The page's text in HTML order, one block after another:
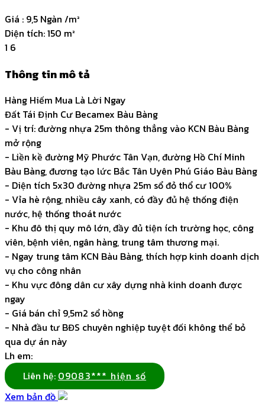
Giá : 9,5 Ngàn /m²
Diện tích:150 m²
1 6
Thông tin mô tả
Hàng Hiếm Mua Là Lời Ngay
Đất Tái Định Cư Becamex Bàu Bàng
- Vị trí: đường nhựa 25m thông thẳng vào KCN Bàu Bàng
mở rộng
- Liền kề đường Mỹ Phước Tân Vạn, đường Hồ Chí Minh
Bàu Bàng, đương tạo lức Bắc Tân Uyên Phú Giáo Bàu Bàng
- Diện tích 5x30 đường nhựa 25m sổ đỏ thổ cư 100%
- Vỉa hè rộng, nhiều cây xanh, có đầy đủ hệ thống điện
nước, hệ thống thoát nước
- Khu đô thị quy mô lớn, đầy đủ tiện ích trường học, công
viên, bệnh viên, ngân hàng, trung tâm thương mại.
- Ngay trung tâm KCN Bàu Bàng, thích hợp kinh doanh dịch
vụ cho công nhân
- Khu vực đông dân cư xây dựng nhà kinh doanh được
ngay
- Giá bán chỉ 9,5m2 sổ hồng
- Nhà đầu tư BĐS chuyên nghiệp tuyệt đối không thể bỏ
qua dự án này
Lh em:
Liên hệ: 09083*** hiện số
Xem bản đồ